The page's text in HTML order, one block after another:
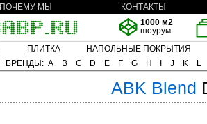
ПОЧЕМУ МЫ
КОНТАКТЫ
1000 м2
шоурум
ПЛИТКА
НАПОЛЬНЫЕ ПОКРЫТИЯ
БРЕНДЫ: A B C D E F G H J K L
ABK Blend